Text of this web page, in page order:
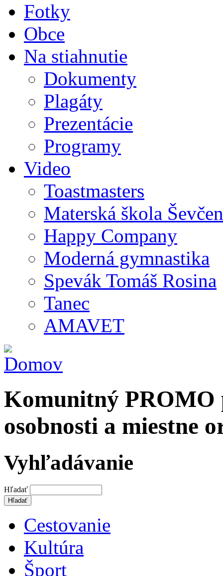
Fotky
Obce
Na stiahnutie
Dokumenty
Plagáty
Prezentácie
Programy
Video
Toastmasters
Materská škola
Happy Company
Moderná gymnastika
Spevák Tomáš Rosina
Tanec
AMAVET
Komunitný
osobnosti a miestne
Vyhľadávanie
Hľadať
Cestovanie
Kultúra
Šport